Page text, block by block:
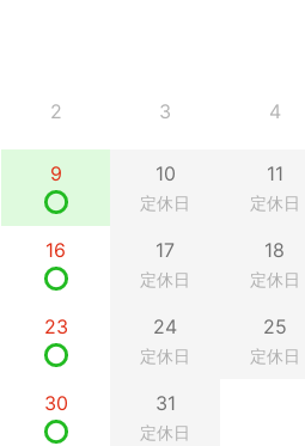
2 3 4
9 10
定休日
11
定休日
16 17
定休日
18
定休日
23 24
定休日
25
定休日
30 31
定休日